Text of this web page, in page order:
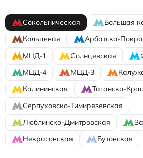
Сокольническая
Большая
Кольцевая
Арбатско-
МЦД-1
Солнцевская
МЦД-4
МЦД-3
Калининская
Таганско-
Серпуховско-Тимирязевская
Люблинско-Дмитровская
Некрасовская
Бутовская